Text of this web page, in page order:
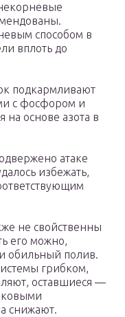
способом в
вплоть до
подкармливают
с фосфором и
на основе азота в
атаке
избежать,
не свойственны
его можно,
обильный полив.
грибком,
оставшиеся —
снижают.